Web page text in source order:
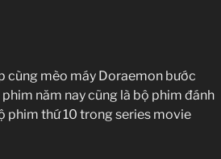
cùng mèo máy Doraemon bước
năm nay cũng là bộ phim đánh
phim thứ 10 trong series movie